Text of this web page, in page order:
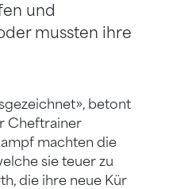
und
mussten ihre
betont
Cheftrainer
machten die
sie teuer zu
die ihre neue Kür